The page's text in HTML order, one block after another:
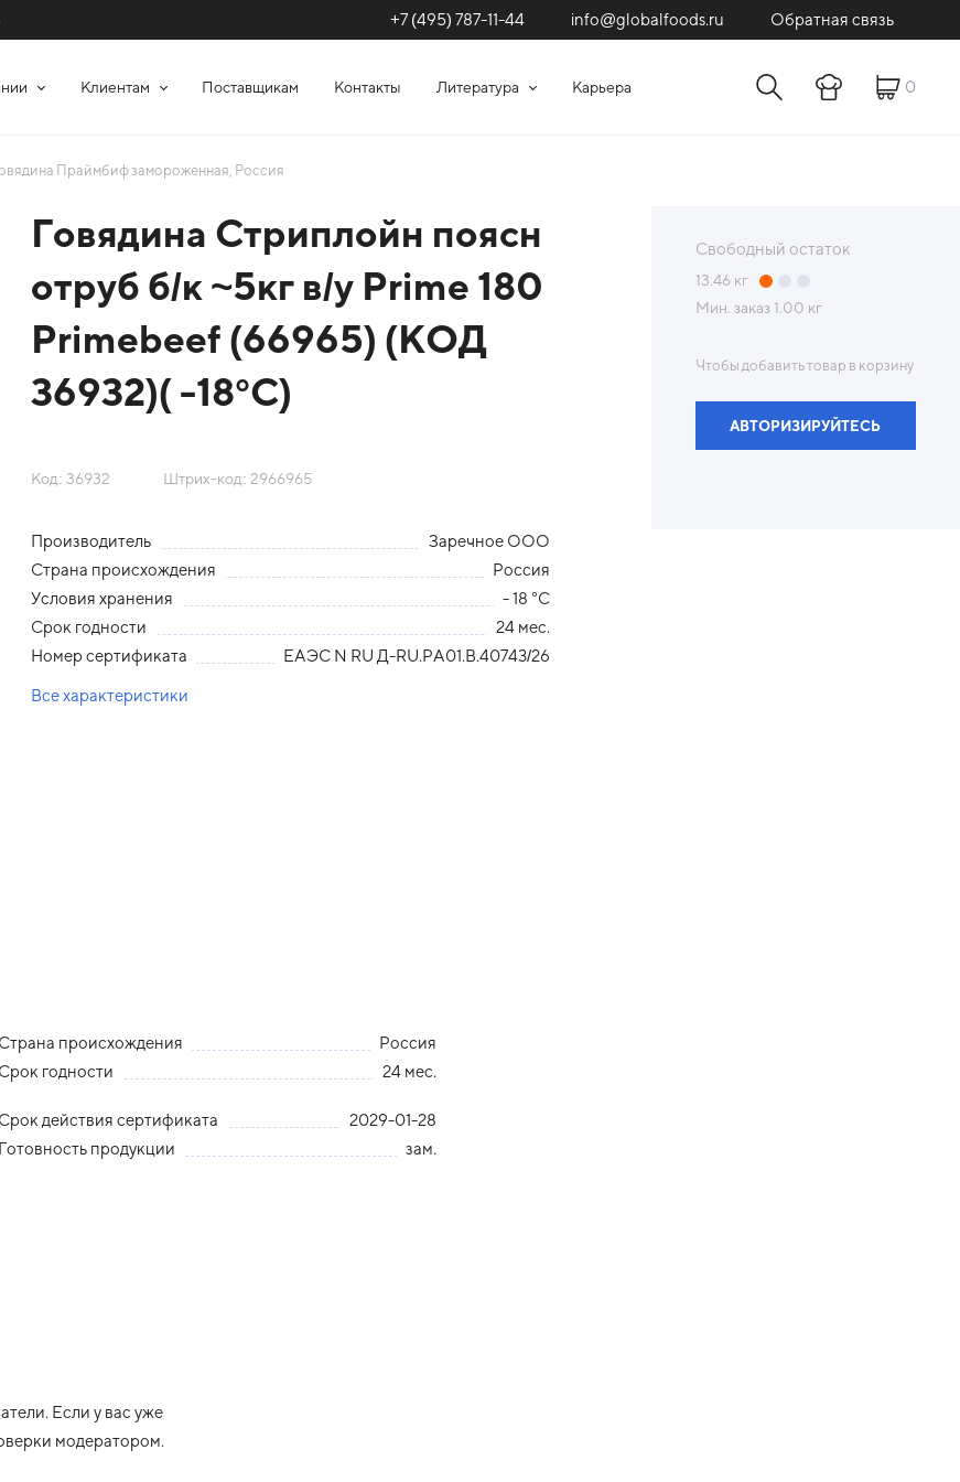
+7 (495) 787-11-44 info@globalfoods.ru Обратная связь
Клиентам Поставщикам Контакты Литература Карьера 0
Праймбиф замороженная, Россия
Говядина Стриплойн поясн
отруб б/к ~5кг в/у Prime 180
Primebeef (66965) (КОД
36932)( -18°С)
Код: 36932 Штрих-код: 2966965
Производитель
Заречное ООО
Страна происхождения
Россия
Условия хранения
- 18 °С
Срок годности
24 мес.
Номер сертификата
ЕАЭС N RU Д-RU.PA01.B.40743/26
Все характеристики
Страна происхождения
Россия
Срок годности
24 мес.
Срок действия сертификата
2029-01-28
Готовность продукции
зам.
Если у вас уже
модератором.
Свободный остаток
13.46кг
Мин. заказ 1.00 кг
Чтобы добавить товар в корзину
АВТОРИЗИРУЙТЕСЬ